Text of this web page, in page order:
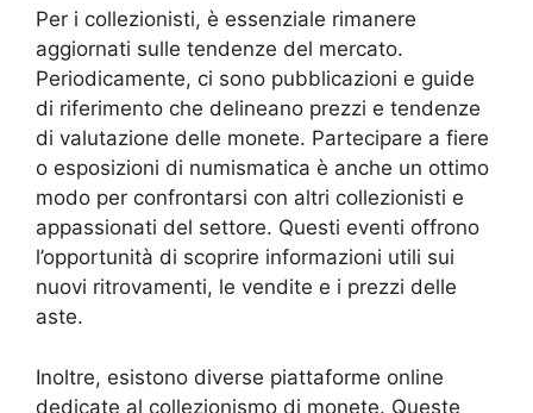
Per i collezionisti, è essenziale rimanere
aggiornati sulle tendenze del mercato.
Periodicamente, ci sono pubblicazioni e guide
di riferimento che delineano prezzi e tendenze
di valutazione delle monete. Partecipare a fiere
o esposizioni di numismatica è anche un ottimo
modo per confrontarsi con altri collezionisti e
appassionati del settore. Questi eventi offrono
l’opportunità di scoprire informazioni utili sui
nuovi ritrovamenti, le vendite e i prezzi delle
aste.
Inoltre, esistono diverse piattaforme online
dedicate al collezionismo di monete. Queste